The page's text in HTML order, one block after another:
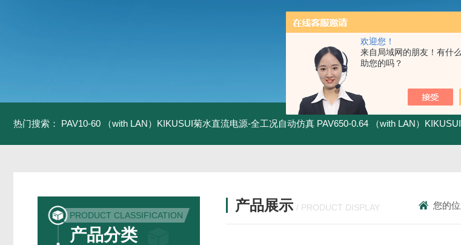
欢迎您！
来自局域网的朋友！有什
助您的吗？
热门搜索： PAV10-60 （with LAN）KIKUSUI菊水直流电源-全工况自动仿真 PAV650-0.64 （with LAN）KIKUSUI菊水直流电源-
PRODUCT CLASSIFICATION
产品分类
产品展示 / PRODUCT DISPLAY 您的